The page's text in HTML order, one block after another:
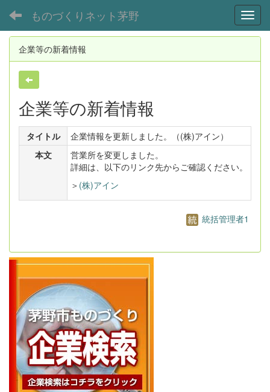
ものづくりネット茅野
企業等の新着情報
企業等の新着情報
タイトル
企業情報を更新しました。（(株)アイン）
本文
営業所を変更しました。
詳細は、以下のリンク先からご確認ください。
＞ (株)アイン
統括管理者1